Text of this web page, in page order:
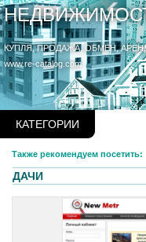
КУПЛЯ, ПРОДАЖА, ОБМЕН,
www.re-catalog.com
КАТЕГОРИИ
Также рекомендуем посетить:
ДАЧИ